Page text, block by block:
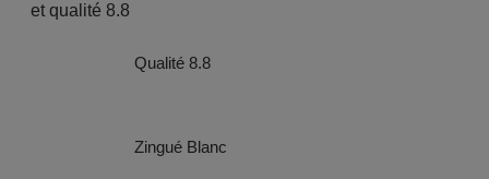
et qualité 8.8
Qualité 8.8
Zingué Blanc